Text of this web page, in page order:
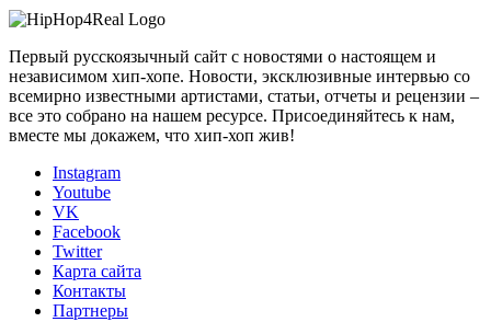
Первый русскоязычный сайт с новостями о настоящем и
независимом хип-хопе. Новости, эксклюзивные интервью со
всемирно известными артистами, статьи, отчеты и рецензии –
все это собрано на нашем ресурсе. Присоединяйтесь к нам,
вместе мы докажем, что хип-хоп жив!
Instagram
Youtube
VK
Facebook
Twitter
Карта сайта
Контакты
Партнеры